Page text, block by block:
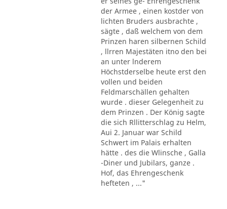
der Armee , einen kostder von
lichten Bruders ausbrachte ,
sägte , daß welchem von dem
Prinzen haren silbernen Schild
, llrren Majestäten itno den bei
an unter lnderem
Höchstderselbe heute erst den
vollen und beiden
Feldmarschällen gehalten
wurde . dieser Gelegenheit zu
dem Prinzen . Der König sagte
die sich Rllitterschlag zu Helm,
Aui 2. Januar war Schild
Schwert im Palais erhalten
hätte . des die Wlinsche , Galla
-Diner und Jubilars, ganze .
Hof, das Ehrengeschenk
hefteten , ..."